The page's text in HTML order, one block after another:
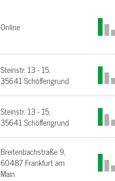
Online
Steinstr. 13 - 15,
35641 Schöffengrund
Steinstr. 13 - 15,
35641 Schöffengrund
Breitenbachstraße 9,
60487 Frankfurt am
Main